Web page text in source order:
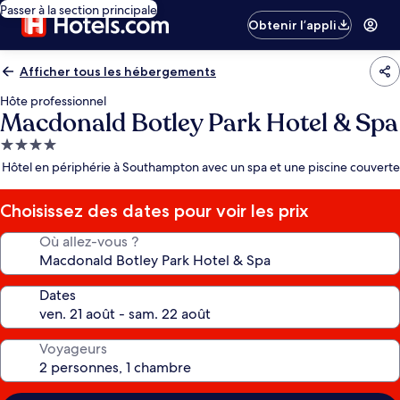
Passer à la section principale
Obtenir l’appli
Afficher tous les hébergements
Hôte professionnel
Macdonald Botley Park Hotel & Spa
Hébergement
4.0 étoiles
Hôtel en périphérie à Southampton avec un spa et une piscine couverte
Choisissez des dates pour voir les prix
Où allez-vous ?
Dates
Voyageurs